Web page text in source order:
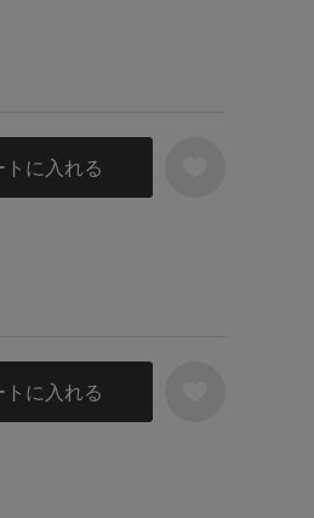
トに入れる
トに入れる